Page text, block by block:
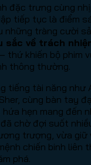
đặc trưng cùng
tiếp tục là điểm
những tràng cười
sắc về trách
thứ khiến bộ phim
thông thường.
tiếng tài năng như
cùng bàn tay
hứa hẹn mang đến
chờ đợi suốt
trượng, vừa giữ
chiến binh liên
phá.